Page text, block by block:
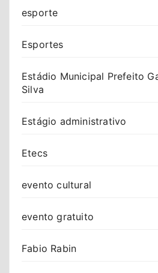
esporte
Esportes
Estádio Municipal Prefeito
Silva
Estágio administrativo
Etecs
evento cultural
evento gratuito
Fabio Rabin